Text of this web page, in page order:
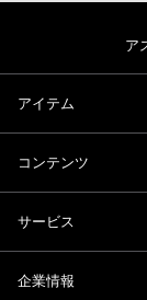
ア
アイテム
コンテンツ
サービス
企業情報